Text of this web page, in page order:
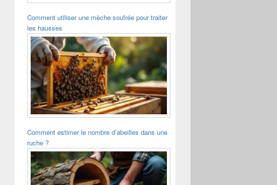
Comment utiliser une mèche soufrée pour traiter
les hausses
Comment estimer le nombre d’abeilles dans une
ruche ?